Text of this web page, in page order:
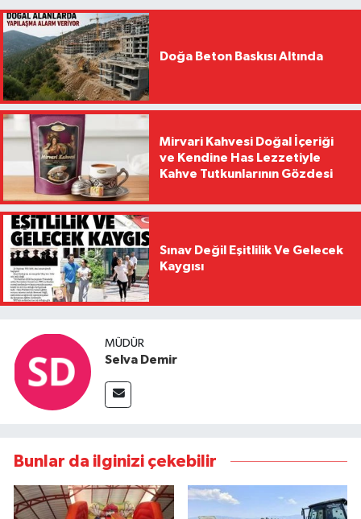
Doğa Beton Baskısı Altında
Mirvari Kahvesi Doğal İçeriği
ve Kendine Has Lezzetiyle
Kahve Tutkunlarının Gözdesi
Sınav Değil Eşitlilik Ve Gelecek
Kaygısı
MÜDÜR
Selva Demir
Bunlar da ilginizi çekebilir